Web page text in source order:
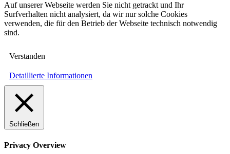
Auf unserer Webseite werden Sie nicht getrackt und Ihr
Surfverhalten nicht analysiert, da wir nur solche Cookies
verwenden, die für den Betrieb der Webseite technisch notwendig
sind.
Verstanden
Detaillierte Informationen
Schließen
Privacy Overview